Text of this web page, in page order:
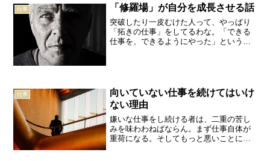
があるのです。嶋浩一郎仕事...
仕事 「修羅場」が自分を成長させる話
突破したり一皮むけた人って、やっぱり
「拓きの仕事」をしてるわな。「できる
仕事を、できるようにやった」というこ
仕事
向いていない仕事を続けてはいけ
ない理由
嫌いな仕事をし続ける者は、二重の苦し
みを味わわねばならん。まず仕事自体が
重荷になる。そしてもっと悪いことに、